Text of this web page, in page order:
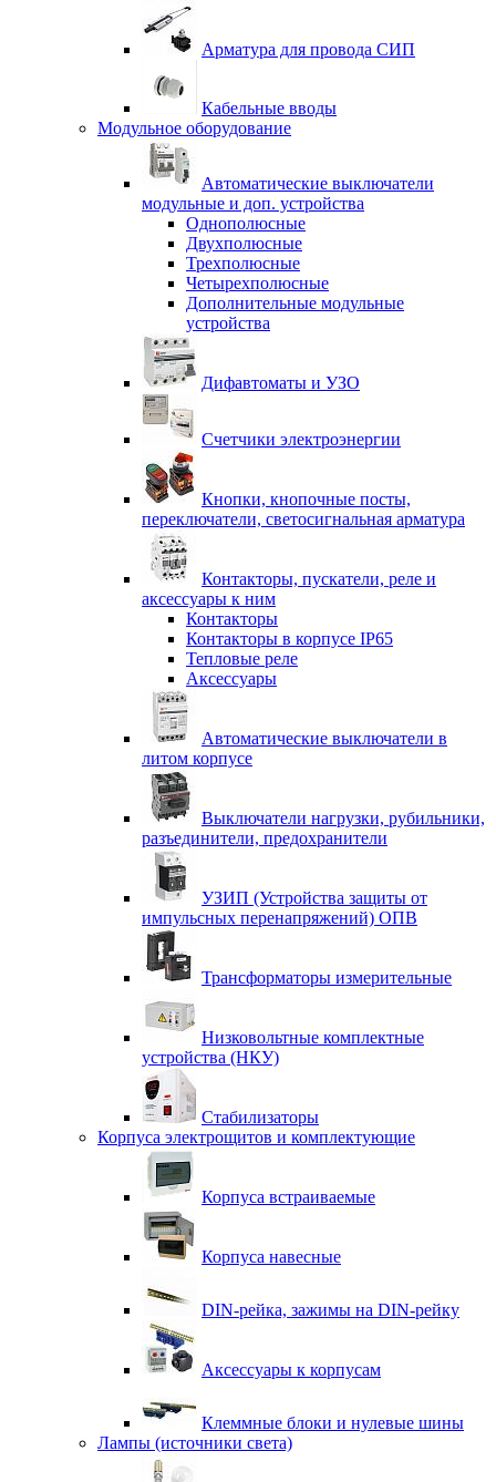
Арматура для провода СИП
Кабельные вводы
Модульное оборудование
Автоматические выключатели
модульные и доп. устройства
Однополюсные
Двухполюсные
Трехполюсные
Четырехполюсные
Дополнительные модульные
устройства
Дифавтоматы и УЗО
Счетчики электроэнергии
Кнопки, кнопочные посты,
переключатели, светосигнальная арматура
Контакторы, пускатели, реле и
аксессуары к ним
Контакторы
Контакторы в корпусе IP65
Тепловые реле
Аксессуары
Автоматические выключатели в
литом корпусе
Выключатели нагрузки, рубильники,
разъединители, предохранители
УЗИП (Устройства защиты от
импульсных перенапряжений) ОПВ
Трансформаторы измерительные
Низковольтные комплектные
устройства (НКУ)
Стабилизаторы
Корпуса электрощитов и комплектующие
Корпуса встраиваемые
Корпуса навесные
DIN-рейка, зажимы на DIN-рейку
Аксессуары к корпусам
Клеммные блоки и нулевые шины
Лампы (источники света)